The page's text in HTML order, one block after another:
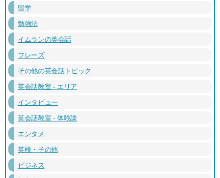
留学
勉強法
イムランの英会話
フレーズ
その他の英会話トピック
英会話教室 - エリア
インタビュー
英会話教室 - 体験談
エンタメ
英検・その他
ビジネス